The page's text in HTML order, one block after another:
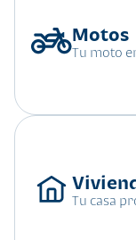
Tu moto
Tu casa